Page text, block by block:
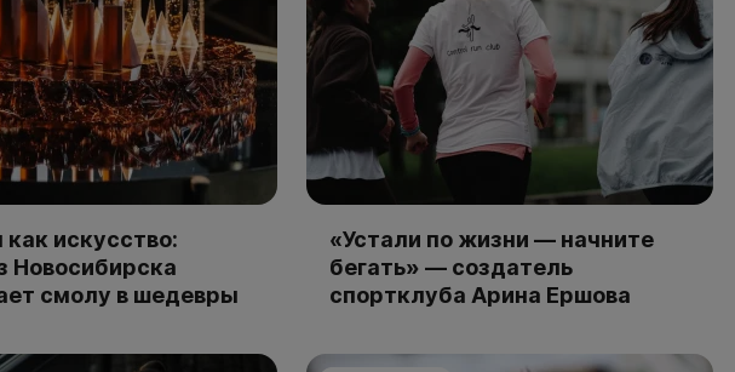
искусство:
Новосибирска
смолу в шедевры
«Устали по жизни — начните
бегать» — создатель
спортклуба Арина Ершова